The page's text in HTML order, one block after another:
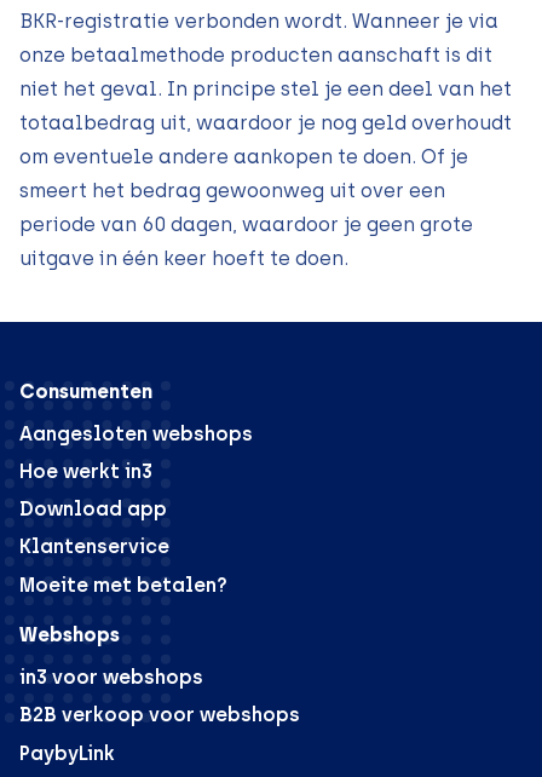
BKR-registratie verbonden wordt. Wanneer je via
onze betaalmethode producten aanschaft is dit
niet het geval. In principe stel je een deel van het
totaalbedrag uit, waardoor je nog geld overhoudt
om eventuele andere aankopen te doen. Of je
smeert het bedrag gewoonweg uit over een
periode van 60 dagen, waardoor je geen grote
uitgave in één keer hoeft te doen.
Consumenten
Aangesloten webshops
Hoe werkt in3
Download app
Klantenservice
Moeite met betalen?
Webshops
in3 voor webshops
B2B verkoop voor webshops
PaybyLink